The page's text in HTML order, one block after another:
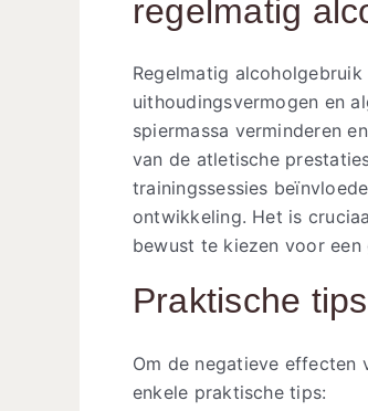
regelmatig
Regelmatig
uithoudingsvermogen en
spiermassa verminderen
van de atletische
trainingssessies
ontwikkeling. Het is
bewust te kiezen voor
Praktische
Om de negatieve effecten
enkele praktische tips: